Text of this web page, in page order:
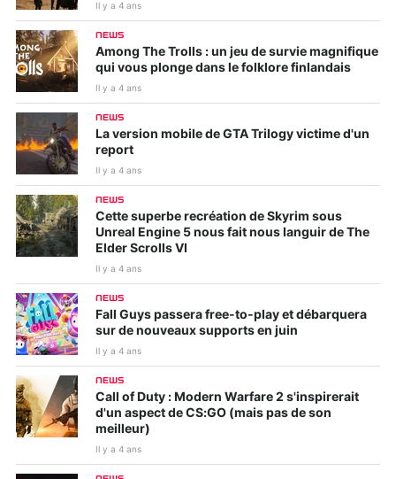
Il y a 4 ans
NEWS
Among The Trolls : un jeu de survie magnifique
qui vous plonge dans le folklore finlandais
Il y a 4 ans
NEWS
La version mobile de GTA Trilogy victime d'un
report
Il y a 4 ans
NEWS
Cette superbe recréation de Skyrim sous
Unreal Engine 5 nous fait nous languir de The
Elder Scrolls VI
Il y a 4 ans
NEWS
Fall Guys passera free-to-play et débarquera
sur de nouveaux supports en juin
Il y a 4 ans
NEWS
Call of Duty : Modern Warfare 2 s'inspirerait
d'un aspect de CS:GO (mais pas de son
meilleur)
Il y a 4 ans